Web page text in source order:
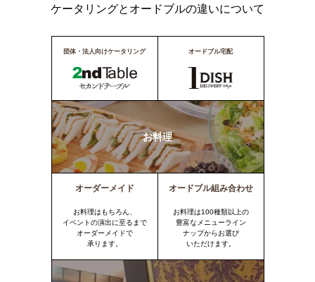
ケータリングとオードブルの違いについて
団体・法人向けケータリング オードブル宅配
お料理
オーダーメイド
お料理はもちろん、
イベントの演出に至るまで
オーダーメイドで
承ります。
オードブル組み合わせ
お料理は100種類以上の
豊富なメニューライン
ナップからお選び
いただけます。